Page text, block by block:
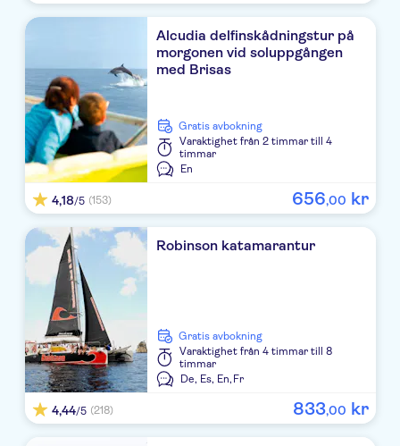
LEVANTE LA LUNA
Isabel
Protur Bonaire Aparthotel
PROTUR BONAMAR
Cristina Apartamentos Villas
MARINS BEACH CLUB
Globales Cala Bona Suites
Tropicana-Cala Millor
Mariant
Playa Blanca
Alcudia delfinskådningstur på
morgonen vid soluppgången
med Brisas
Gratis avbokning
Varaktighet från 2 timmar till 4
timmar
En
4,18/5 (153) 656,00 kr
Robinson katamarantur
Gratis avbokning
Varaktighet från 4 timmar till 8
timmar
De, Es, En,Fr
4,44/5 (218) 833,00 kr